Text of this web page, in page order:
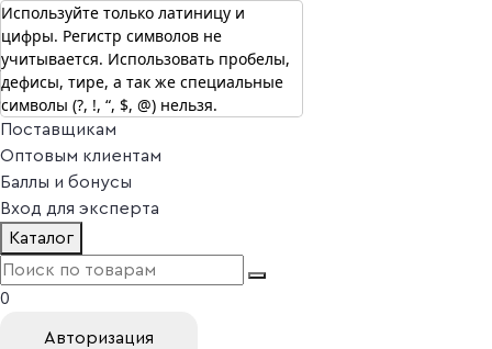
г. Москва
Vitual Peptide +7 (800) 101-13-25
Специалистам
Поставщикам
Оптовым клиентам
Баллы и бонусы
Вход для эксперта
Каталог
0
Авторизация
Используйте только латиницу и
цифры. Регистр символов не
учитывается. Использовать пробелы,
дефисы, тире, а так же специальные
символы (?, !, “, $, @) нельзя.